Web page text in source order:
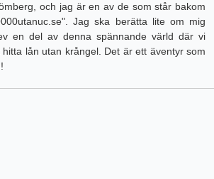
och jag är en av de som står bakom
Jag ska berätta lite om mig
en del av denna spännande värld där vi
lån utan krångel. Det är ett äventyr som